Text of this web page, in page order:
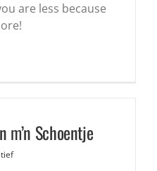
are less because
m’n Schoentje